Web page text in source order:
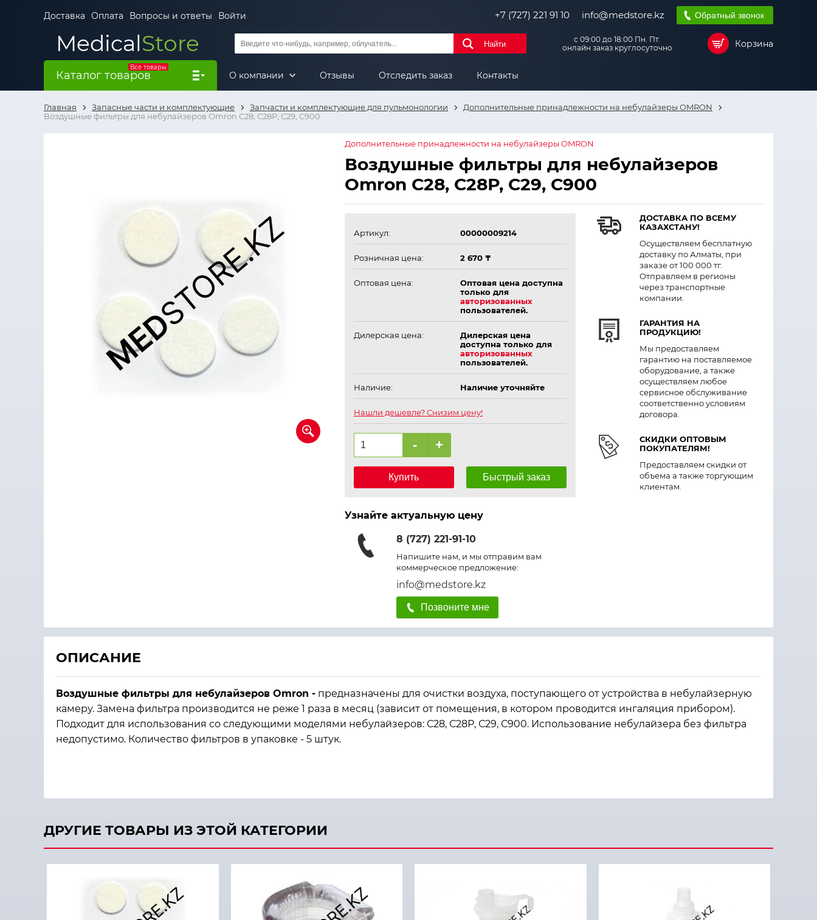
Доставка Оплата Вопросы и ответы Войти +7 (727) 221 91 10 info@medstore.kz Обратный звонок
MedicalStore Найти
с 09:00 до 18:00 Пн. Пт.
онлайн заказ круглосуточно
Корзина
Все товары
Каталог товаров О компании Отзывы Отследить заказ Контакты
Главная Запасные части и комплектующие Запчасти и комплектующие для пульмонологии
Дополнительные принадлежности на небулайзеры OMRON
Воздушные фильтры для небулайзеров Omron С28, С28Р, С29, С900
Дополнительные принадлежности на небулайзеры OMRON
Воздушные фильтры для небулайзеров
Omron С28, С28Р, С29, С900
Артикул: 00000009214
Розничная цена: 2 670 ₸
Оптовая цена:
Оптовая цена доступна
только для
авторизованных
пользователей.
Дилерская цена:
Дилерская цена
доступна только для
авторизованных
пользователей.
Наличие: Наличие уточняйте
Нашли дешевле? Снизим цену!
- +
Купить Быстрый заказ
Узнайте актуальную цену
8 (727) 221-91-10
Напишите нам, и мы отправим вам
коммерческое предложение:
info@medstore.kz
Позвоните мне
ДОСТАВКА ПО ВСЕМУ
КАЗАХСТАНУ!
Осуществляем бесплатную
доставку по Алматы, при
заказе от 100 000 тг.
Отправляем в регионы
через транспортные
компании.
ГАРАНТИЯ НА
ПРОДУКЦИЮ!
Мы предоставляем
гарантию на поставляемое
оборудование, а также
осуществляем любое
сервисное обслуживание
соответственно условиям
договора.
СКИДКИ ОПТОВЫМ
ПОКУПАТЕЛЯМ!
Предоставляем скидки от
объема а также торгующим
клиентам.
ОПИСАНИЕ
Воздушные фильтры для небулайзеров Omron - предназначены для очистки воздуха, поступающего от устройства в небулайзерную
камеру. Замена фильтра производится не реже 1 раза в месяц (зависит от помещения, в котором проводится ингаляция прибором).
Подходит для использования со следующими моделями небулайзеров: С28, С28Р, С29, С900. Использование небулайзера без фильтра
недопустимо. Количество фильтров в упаковке - 5 штук.
ДРУГИЕ ТОВАРЫ ИЗ ЭТОЙ КАТЕГОРИИ